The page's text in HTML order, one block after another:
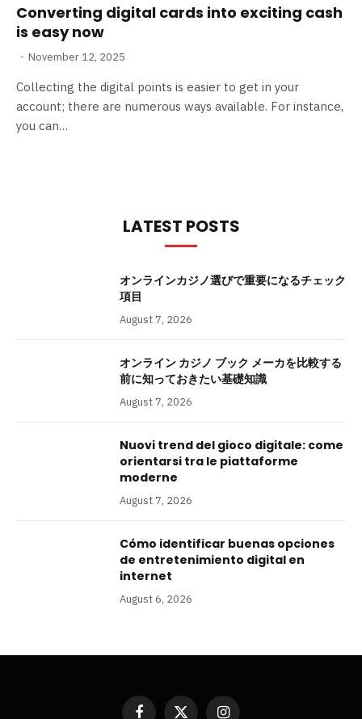
Converting digital cards into exciting cash
is easy now
November 12, 2025
Collecting the digital points is easier to get in your
account; there are numerous ways available. For instance,
you can…
LATEST POSTS
オンラインカジノ選びで重要になるチェック
項目
August 7, 2026
オンライン カジノ ブック メーカを比較する
前に知っておきたい基礎知識
August 7, 2026
Nuovi trend del gioco digitale: come
orientarsi tra le piattaforme
moderne
August 7, 2026
Cómo identificar buenas opciones
de entretenimiento digital en
internet
August 6, 2026